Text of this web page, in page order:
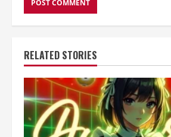
RELATED STORIES